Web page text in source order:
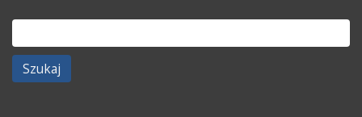
Szukaj: